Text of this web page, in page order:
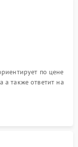
по цене
а также ответит на